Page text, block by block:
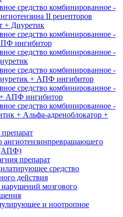
средство комбинированное -
II рецепторов
+ Диуретик
средство комбинированное -
ингибитор
средство комбинированное -
средство комбинированное -
+ АПФ ингибитор
средство комбинированное -
АПФ ингибитор
средство комбинированное -
+ Альфа-адреноблокатор +
ангиотензинпревращающего
(АПФ)
препарат
средство
действия
нарушений мозгового
и ноотропное